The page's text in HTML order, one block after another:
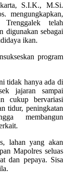
S.I.K., M.Si.
mengungkapkan,
telah
digunakan sebagai
ikan.
program
tidak hanya ada di
jajaran sampai
cukup bervariasi
tidur, peningkatan
membangun
lahan yang akan
Mapolres seluas
dan pepaya. Sisa